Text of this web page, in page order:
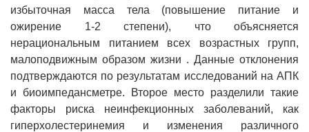
избыточная масса тела (повышение питание и
ожирение 1-2 степени), что объясняется
нерациональным питанием всех возрастных групп,
малоподвижным образом жизни . Данные отклонения
подтверждаются по результатам исследований на АПК
и биоимпедансметре. Второе место разделили такие
факторы риска неинфекционных заболеваний, как
гиперхолестеринемия и изменения различного